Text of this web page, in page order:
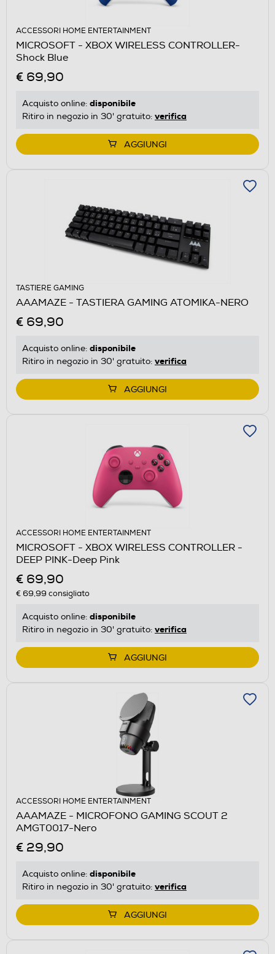
ACCESSORI HOME ENTERTAINMENT
MICROSOFT - XBOX WIRELESS CONTROLLER-
Shock Blue
€ 69,90
Acquisto online: disponibile
Ritiro in negozio in 30' gratuito: verifica
AGGIUNGI
TASTIERE GAMING
AAAMAZE - TASTIERA GAMING ATOMIKA-NERO
€ 69,90
Acquisto online: disponibile
Ritiro in negozio in 30' gratuito: verifica
AGGIUNGI
ACCESSORI HOME ENTERTAINMENT
MICROSOFT - XBOX WIRELESS CONTROLLER -
DEEP PINK-Deep Pink
€ 69,90
€ 69,99 consigliato
Acquisto online: disponibile
Ritiro in negozio in 30' gratuito: verifica
AGGIUNGI
ACCESSORI HOME ENTERTAINMENT
AAAMAZE - MICROFONO GAMING SCOUT 2
AMGT0017-Nero
€ 29,90
Acquisto online: disponibile
Ritiro in negozio in 30' gratuito: verifica
AGGIUNGI